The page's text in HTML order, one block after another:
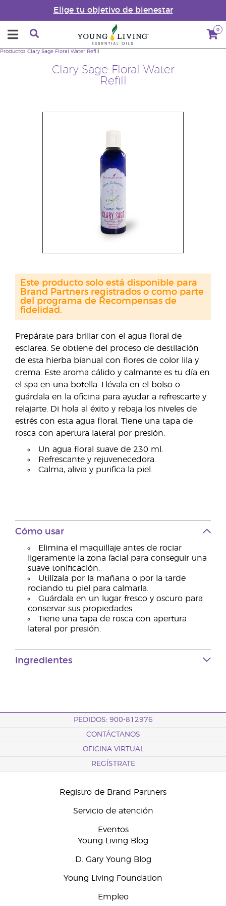
Elige tu objetivo de bienestar
0
Clary Sage Floral Water
Refill
Productos Clary Sage Floral Water Refill
Prepárate para brillar con el agua floral de
esclarea. Se obtiene del proceso de destilación
de esta hierba bianual con flores de color lila y
crema. Este aroma cálido y calmante es tu día en
el spa en una botella. Llévala en el bolso o
guárdala en la oficina para ayudar a refrescarte y
relajarte. Di hola al éxito y rebaja los niveles de
estrés con esta agua floral. Tiene una tapa de
rosca con apertura lateral por presión.
Un agua floral suave de 230 ml.
Refrescante y rejuvenecedora.
Calma, alivia y purifica la piel.
Este producto solo está disponible para
Brand Partners registrados o como parte
del programa de Recompensas de
fidelidad.
Cómo usar
Elimina el maquillaje antes de rociar
ligeramente la zona facial para conseguir una
suave tonificación.
Utilízala por la mañana o por la tarde
rociando tu piel para calmarla.
Guárdala en un lugar fresco y oscuro para
conservar sus propiedades.
Tiene una tapa de rosca con apertura
lateral por presión.
Ingredientes
PEDIDOS: 900-812976
CONTÁCTANOS
OFICINA VIRTUAL
REGÍSTRATE
Registro de Brand Partners
Servicio de atención
Eventos
Young Living Blog
D. Gary Young Blog
Young Living Foundation
Empleo